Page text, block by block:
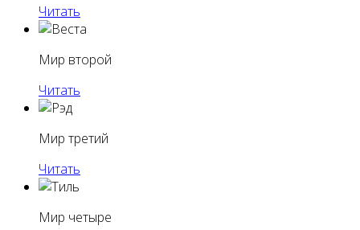
Читать
Мир второй
Читать
Мир третий
Читать
Мир четыре